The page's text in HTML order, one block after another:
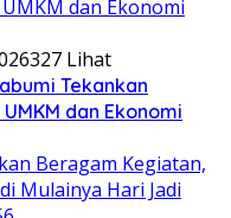
327 Lihat
Tekankan
dan Ekonomi